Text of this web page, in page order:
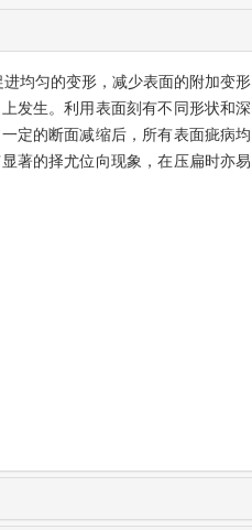
均匀的变形，减少表面的附加变形
发生。利用表面刻有不同形状和深
定的断面减缩后，所有表面疵病均
著的择尤位向现象，在压扁时亦易